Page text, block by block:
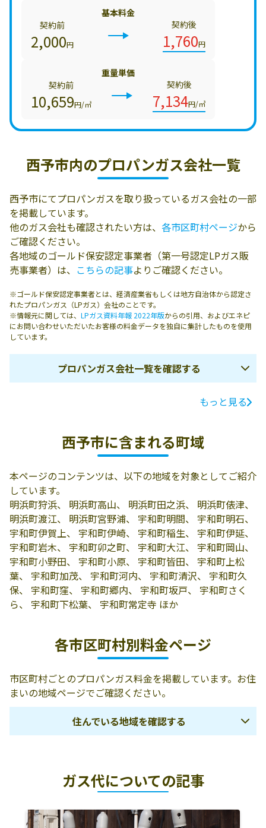
基本料金
契約前
2,000円
契約後
1,760円
重量単価
契約前
10,659円/㎥
契約後
7,134円/㎥
西予市内のプロパンガス会社一覧
西予市にてプロパンガスを取り扱っているガス会社の一部
を掲載しています。
他のガス会社も確認されたい方は、 各市区町村ページから
ご確認ください。
各地域のゴールド保安認定事業者（第一号認定LPガス販
売事業者）は、 こちらの記事よりご確認ください。
※ゴールド保安認定事業者とは、経済産業省もしくは地方自治体から認定さ
れたプロパンガス（LPガス）会社のことです。
※情報元に関しては、 LPガス資料年報 2022年版からの引用、およびエネピ
にお問い合わせいただいたお客様の料金データを独自に集計したものを使用
しています。
プロパンガス会社一覧を確認する
電話番号
立1-438-6
油店
野村町野村12-
船田商店
西予市城川町土
居341-2
0894-83-0024
岩本商店
西予市城川町川
津南3627
0894-83-1068
株式会社源プロ
パン住宅設備
西予市宇和町卯
之町4丁目462
0894-62-0262
宇和サービス
松葉536
宇和サービス／
宇和ＬＰガスセ
松葉537
株式会社ＪＡ東
西予市野村町野
0894-72-1123
原666
もっと見る
西予市に含まれる町域
本ページのコンテンツは、以下の地域を対象としてご紹介
しています。
明浜町狩浜、 明浜町高山、 明浜町田之浜、 明浜町俵津、
明浜町渡江、 明浜町宮野浦、 宇和町明間、 宇和町明石、
宇和町伊賀上、 宇和町伊崎、 宇和町稲生、 宇和町伊延、
宇和町岩木、 宇和町卯之町、 宇和町大江、 宇和町岡山、
宇和町小野田、 宇和町小原、 宇和町皆田、 宇和町上松
葉、 宇和町加茂、 宇和町河内、 宇和町清沢、 宇和町久
保、 宇和町窪、 宇和町郷内、 宇和町坂戸、 宇和町さく
ら、 宇和町下松葉、 宇和町常定寺 ほか
各市区町村別料金ページ
市区町村ごとのプロパンガス料金を掲載しています。お住
まいの地域ページでご確認ください。
住んでいる地域を確認する
越智郡上島町
松山市
ガス代についての記事